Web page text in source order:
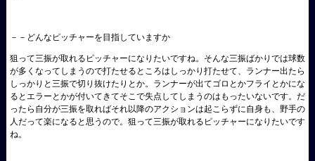
－－どんなピッチャーを目指していますか
狙って三振が取れるピッチャーになりたいですね。そんな三振ばかりでは球数
が多くなってしまうので打たせるところはしっかり打たせて、ランナー出たら
しっかりと三振で切り抜けたりとか。ランナーが出てゴロとかフライとかにな
るとエラーとかが付いてきてそこで失点してしまうのはもったいないです。だ
ったら自分が三振を取ればそれ以降のアクションは起こらずに自身も、野手の
人だって楽になると思うので。狙って三振が取れるピッチャーになりたいです
ね。